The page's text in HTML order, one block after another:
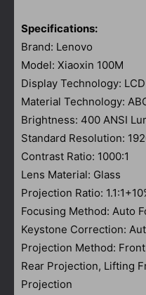
Specifications:
Brand: Lenovo
Model: Xiaoxin 100M
Display Technology:
Material Technology:
Brightness: 400 ANSI
Standard Resolution:
Contrast Ratio: 1000:1
Lens Material: Glass
Projection Ratio:
Focusing Method: Auto
Keystone Correction:
Projection Method:
Rear Projection, Lifting
Projection